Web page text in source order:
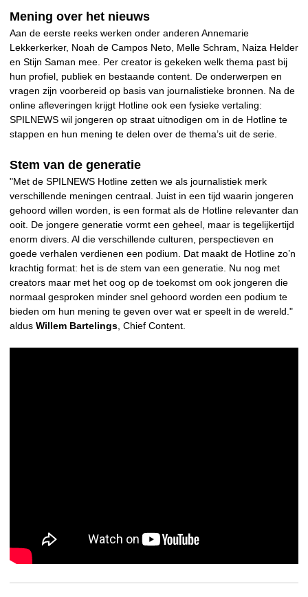
Mening over het nieuws
Aan de eerste reeks werken onder anderen Annemarie
Lekkerkerker, Noah de Campos Neto, Melle Schram, Naiza Helder
en Stijn Saman mee. Per creator is gekeken welk thema past bij
hun profiel, publiek en bestaande content. De onderwerpen en
vragen zijn voorbereid op basis van journalistieke bronnen. Na de
online afleveringen krijgt Hotline ook een fysieke vertaling:
SPILNEWS wil jongeren op straat uitnodigen om in de Hotline te
stappen en hun mening te delen over de thema’s uit de serie.
Stem van de generatie
"Met de SPILNEWS Hotline zetten we als journalistiek merk
verschillende meningen centraal. Juist in een tijd waarin jongeren
gehoord willen worden, is een format als de Hotline relevanter dan
ooit. De jongere generatie vormt een geheel, maar is tegelijkertijd
enorm divers. Al die verschillende culturen, perspectieven en
goede verhalen verdienen een podium. Dat maakt de Hotline zo’n
krachtig format: het is de stem van een generatie. Nu nog met
creators maar met het oog op de toekomst om ook jongeren die
normaal gesproken minder snel gehoord worden een podium te
bieden om hun mening te geven over wat er speelt in de wereld."
aldus Willem Bartelings , Chief Content.